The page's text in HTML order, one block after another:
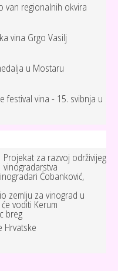
van regionalnih okvira
vina Grgo Vasilj
u Mostaru
festival vina - 15. svibnja u
Projekat za razvoj održivijeg
vinogradarstva
Čobanković,
zemlju za vinograd u
voditi Kerum
breg
Hrvatske